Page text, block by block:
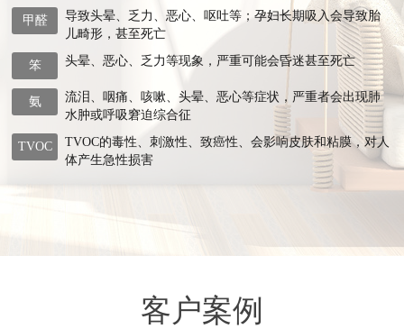
甲醛
导致头晕、乏力、恶心、呕吐等；孕妇长期吸入会导致胎
儿畸形，甚至死亡
笨 头晕、恶心、乏力等现象，严重可能会昏迷甚至死亡
氨
流泪、咽痛、咳嗽、头晕、恶心等症状，严重者会出现肺
水肿或呼吸窘迫综合征
TVOC
TVOC的毒性、刺激性、致癌性、会影响皮肤和粘膜，对人
体产生急性损害
客户案例